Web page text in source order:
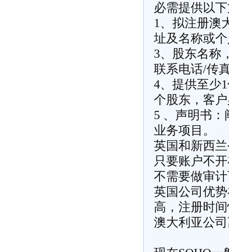
必需提供以
1、拟注册澳
址及名称或
3、股东名称
联系电话/传
4、提供至少
个股东，客
5 、声明书
业务项目。
英国和新西
只要账户不
不需要做审
英国公司优
高，注册时
澳大利亚公